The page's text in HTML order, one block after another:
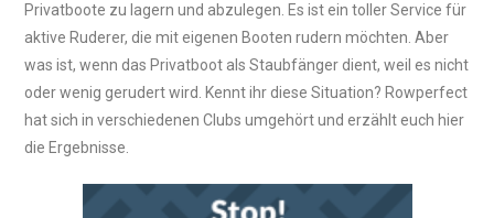
Privatboote zu lagern und abzulegen. Es ist ein toller Service für
aktive Ruderer, die mit eigenen Booten rudern möchten. Aber
was ist, wenn das Privatboot als Staubfänger dient, weil es nicht
oder wenig gerudert wird. Kennt ihr diese Situation? Rowperfect
hat sich in verschiedenen Clubs umgehört und erzählt euch hier
die Ergebnisse.